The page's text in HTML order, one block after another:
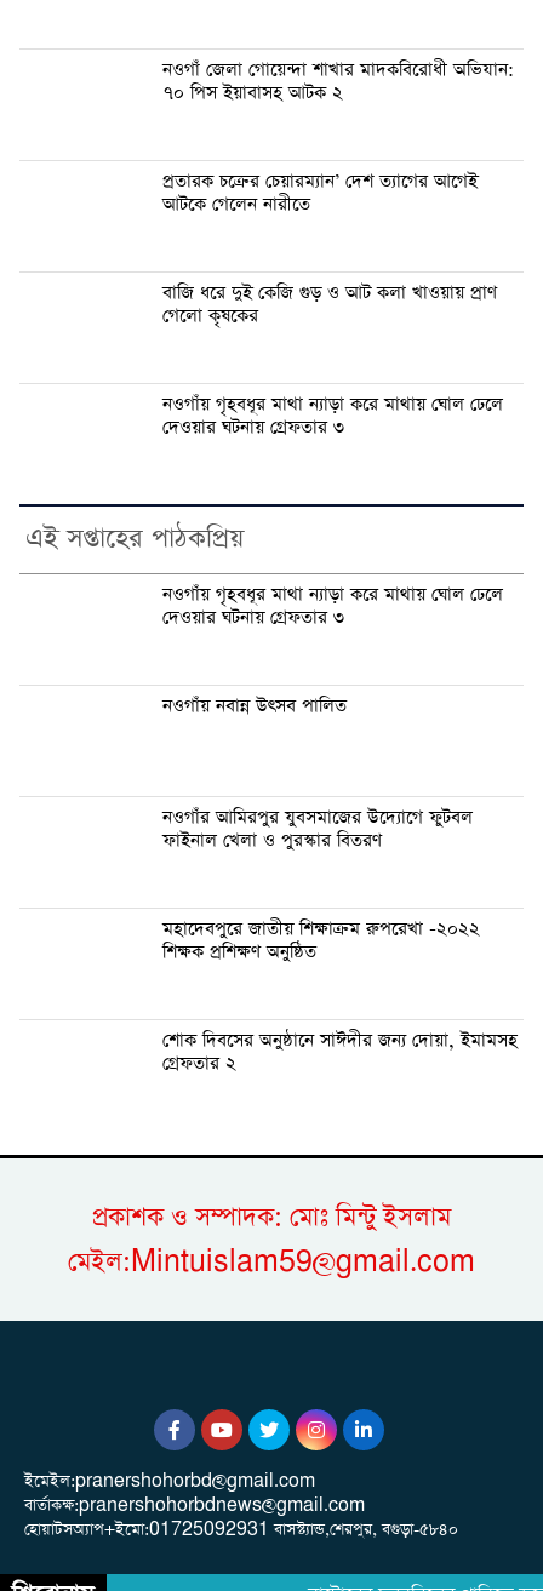
নওগাঁ জেলা গোয়েন্দা শাখার মাদকবিরোধী অভিযান:
৭০ পিস ইয়াবাসহ আটক ২
প্রতারক চক্রের চেয়ারম্যান’ দেশ ত্যাগের আগেই
আটকে গেলেন নারীতে
বাজি ধরে দুই কেজি গুড় ও আট কলা খাওয়ায় প্রাণ
গেলো কৃষকের
নওগাঁয় গৃহবধূর মাথা ন্যাড়া করে মাথায় ঘোল ঢেলে
দেওয়ার ঘটনায় গ্রেফতার ৩
এই সপ্তাহের পাঠকপ্রিয়
নওগাঁয় গৃহবধূর মাথা ন্যাড়া করে মাথায় ঘোল ঢেলে
দেওয়ার ঘটনায় গ্রেফতার ৩
নওগাঁয় নবান্ন উৎসব পালিত
নওগাঁর আমিরপুর যুবসমাজের উদ্যোগে ফুটবল
ফাইনাল খেলা ও পুরস্কার বিতরণ
মহাদেবপুরে জাতীয় শিক্ষাক্রম রুপরেখা -২০২২
শিক্ষক প্রশিক্ষণ অনুষ্ঠিত
শোক দিবসের অনুষ্ঠানে সাঈদীর জন্য দোয়া, ইমামসহ
গ্রেফতার ২
প্রকাশক ও সম্পাদক: মোঃ মিন্টু ইসলাম
মেইল:Mintuislam59@gmail.com
ইমেইল:pranershohorbd@gmail.com
বার্তাকক্ষ:pranershohorbdnews@gmail.com
হোয়াটসঅ্যাপ+ইমো:01725092931 বাসস্ট্যান্ড,শেরপুর, বগুড়া-৫৮৪০